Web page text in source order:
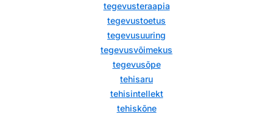
tegevusteraapia
tegevustoetus
tegevusuuring
tegevusvõimekus
tegevusõpe
tehisaru
tehisintellekt
tehiskõne